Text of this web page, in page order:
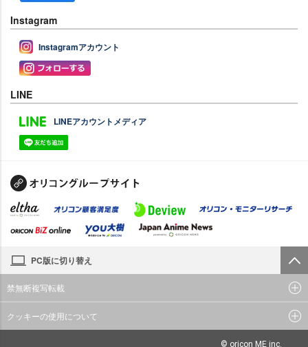
Instagram
Instagramアカウント
LINE
LINEアカウントメディア
PC版に切り替え
禁無断複写転載
クッキーの使用について
© oricon ME inc.